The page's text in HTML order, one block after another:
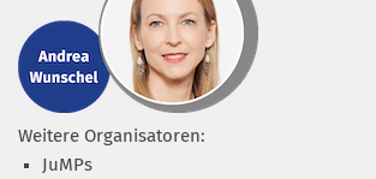
Weitere Organisatoren:
JuMPs